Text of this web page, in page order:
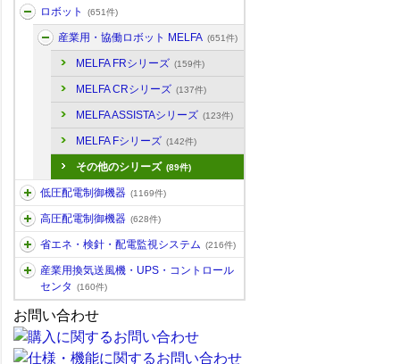
ロボット (651件)
産業用・協働ロボット MELFA (651件)
MELFA FRシリーズ (159件)
MELFA CRシリーズ (137件)
MELFA ASSISTAシリーズ (123件)
MELFA Fシリーズ (142件)
その他のシリーズ (89件)
低圧配電制御機器 (1169件)
高圧配電制御機器 (628件)
省エネ・検針・配電監視システム (216件)
産業用換気送風機・UPS・コントロール
センタ
(160件)
お問い合わせ